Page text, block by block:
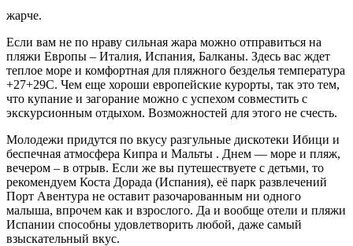
жарче.
Если вам не по нраву сильная жара можно отправиться на
пляжи Европы – Италия, Испания, Балканы. Здесь вас ждет
теплое море и комфортная для пляжного безделья температура
+27+29С. Чем еще хороши европейские курорты, так это тем,
что купание и загорание можно с успехом совместить с
экскурсионным отдыхом. Возможностей для этого не счесть.
Молодежи придутся по вкусу разгульные дискотеки Ибици и
беспечная атмосфера Кипра и Мальты . Днем — море и пляж,
вечером – в отрыв. Если же вы путешествуете с детьми, то
рекомендуем Коста Дорада (Испания), её парк развлечений
Порт Авентура не оставит разочарованным ни одного
малыша, впрочем как и взрослого. Да и вообще отели и пляжи
Испании способны удовлетворить любой, даже самый
взыскательный вкус.